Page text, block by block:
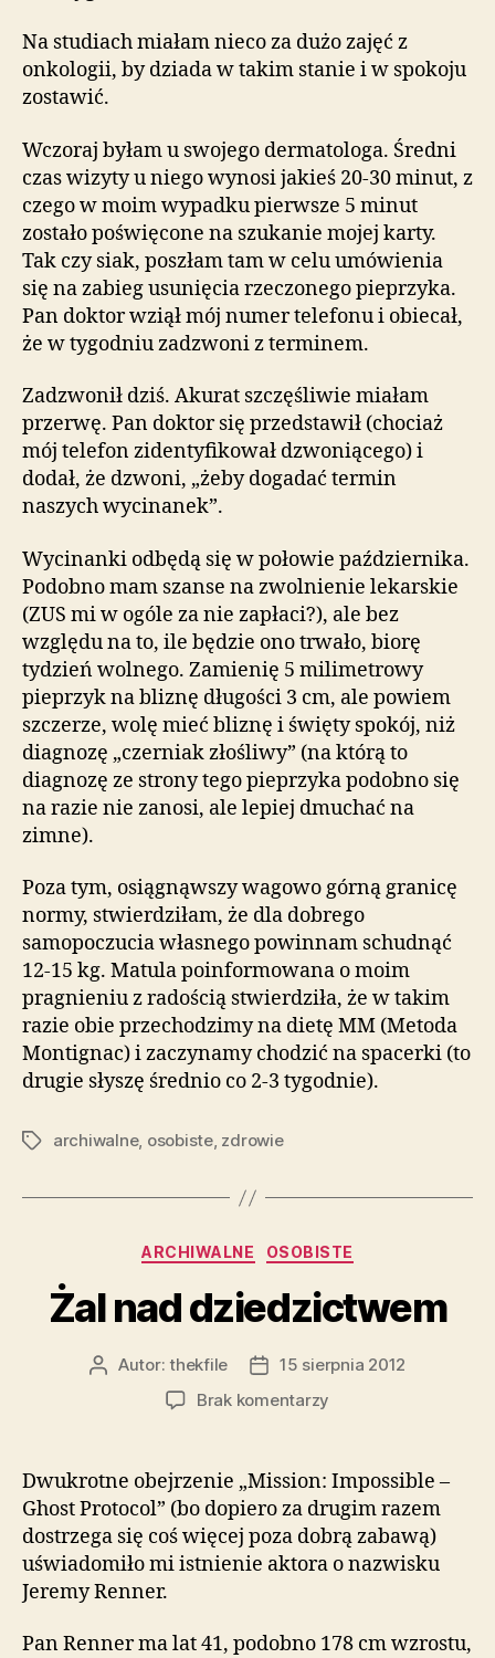
Na studiach miałam nieco za dużo zajęć z
onkologii, by dziada w takim stanie i w spokoju
zostawić.
Wczoraj byłam u swojego dermatologa. Średni
czas wizyty u niego wynosi jakieś 20-30 minut, z
czego w moim wypadku pierwsze 5 minut
zostało poświęcone na szukanie mojej karty.
Tak czy siak, poszłam tam w celu umówienia
się na zabieg usunięcia rzeczonego pieprzyka.
Pan doktor wziął mój numer telefonu i obiecał,
że w tygodniu zadzwoni z terminem.
Zadzwonił dziś. Akurat szczęśliwie miałam
przerwę. Pan doktor się przedstawił (chociaż
mój telefon zidentyfikował dzwoniącego) i
dodał, że dzwoni, „żeby dogadać termin
naszych wycinanek”.
Wycinanki odbędą się w połowie października.
Podobno mam szanse na zwolnienie lekarskie
(ZUS mi w ogóle za nie zapłaci?), ale bez
względu na to, ile będzie ono trwało, biorę
tydzień wolnego. Zamienię 5 milimetrowy
pieprzyk na bliznę długości 3 cm, ale powiem
szczerze, wolę mieć bliznę i święty spokój, niż
diagnozę „czerniak złośliwy” (na którą to
diagnozę ze strony tego pieprzyka podobno się
na razie nie zanosi, ale lepiej dmuchać na
zimne).
Poza tym, osiągnąwszy wagowo górną granicę
normy, stwierdziłam, że dla dobrego
samopoczucia własnego powinnam schudnąć
12-15 kg. Matula poinformowana o moim
pragnieniu z radością stwierdziła, że w takim
razie obie przechodzimy na dietę MM (Metoda
Montignac) i zaczynamy chodzić na spacerki (to
drugie słyszę średnio co 2-3 tygodnie).
Tagiarchiwalne, osobiste, zdrowie
Kategorie
ARCHIWALNE OSOBISTE
Żal nad dziedzictwem
AutorAutor:thekfile
Data15 sierpnia 2012
Brak komentarzy
dziedzictwem
Dwukrotne obejrzenie „Mission: Impossible –
Ghost Protocol” (bo dopiero za drugim razem
dostrzega się coś więcej poza dobrą zabawą)
uświadomiło mi istnienie aktora o nazwisku
Jeremy Renner.
Pan Renner ma lat 41, podobno 178 cm wzrostu,